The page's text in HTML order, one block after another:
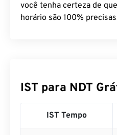
você tenha certeza de
horário são 100%
IST para NDT
IST Tempo